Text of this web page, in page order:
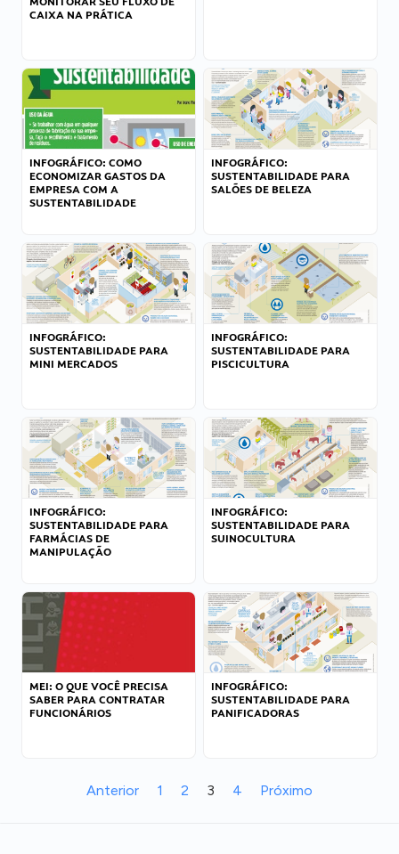
CAIXA NA PRÁTICA
INFOGRÁFICO: COMO
ECONOMIZAR GASTOS DA
EMPRESA COM A
SUSTENTABILIDADE
INFOGRÁFICO:
SUSTENTABILIDADE PARA
SALÕES DE BELEZA
INFOGRÁFICO:
SUSTENTABILIDADE PARA
MINI MERCADOS
INFOGRÁFICO:
SUSTENTABILIDADE PARA
PISCICULTURA
INFOGRÁFICO:
SUSTENTABILIDADE PARA
FARMÁCIAS DE
MANIPULAÇÃO
INFOGRÁFICO:
SUSTENTABILIDADE PARA
SUINOCULTURA
MEI: O QUE VOCÊ PRECISA
SABER PARA CONTRATAR
FUNCIONÁRIOS
INFOGRÁFICO:
SUSTENTABILIDADE PARA
PANIFICADORAS
Anterior 1 2 3 4 Próximo